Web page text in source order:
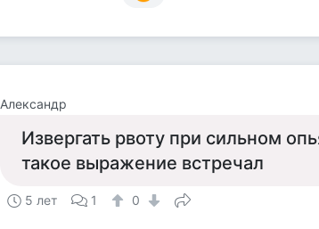
Александр
Извергать рвоту при сильном
такое выражение встречал
5 лет 1 0